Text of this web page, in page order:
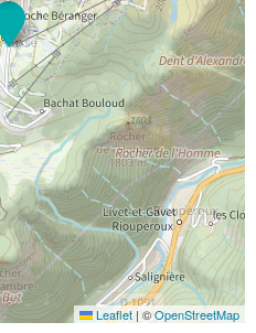
Leaflet| ©OpenStreetMap